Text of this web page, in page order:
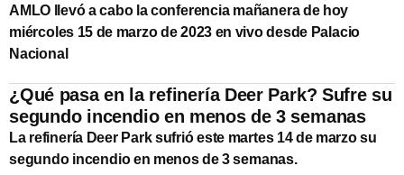
AMLO llevó a cabo la conferencia mañanera de hoy
miércoles 15 de marzo de 2023 en vivo desde Palacio
Nacional
¿Qué pasa en la refinería Deer Park? Sufre su
segundo incendio en menos de 3 semanas
La refinería Deer Park sufrió este martes 14 de marzo su
segundo incendio en menos de 3 semanas.